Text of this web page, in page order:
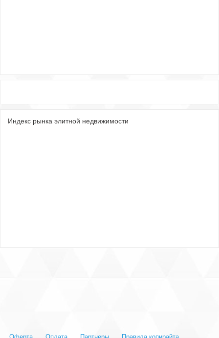
Индекс рынка элитной недвижимости